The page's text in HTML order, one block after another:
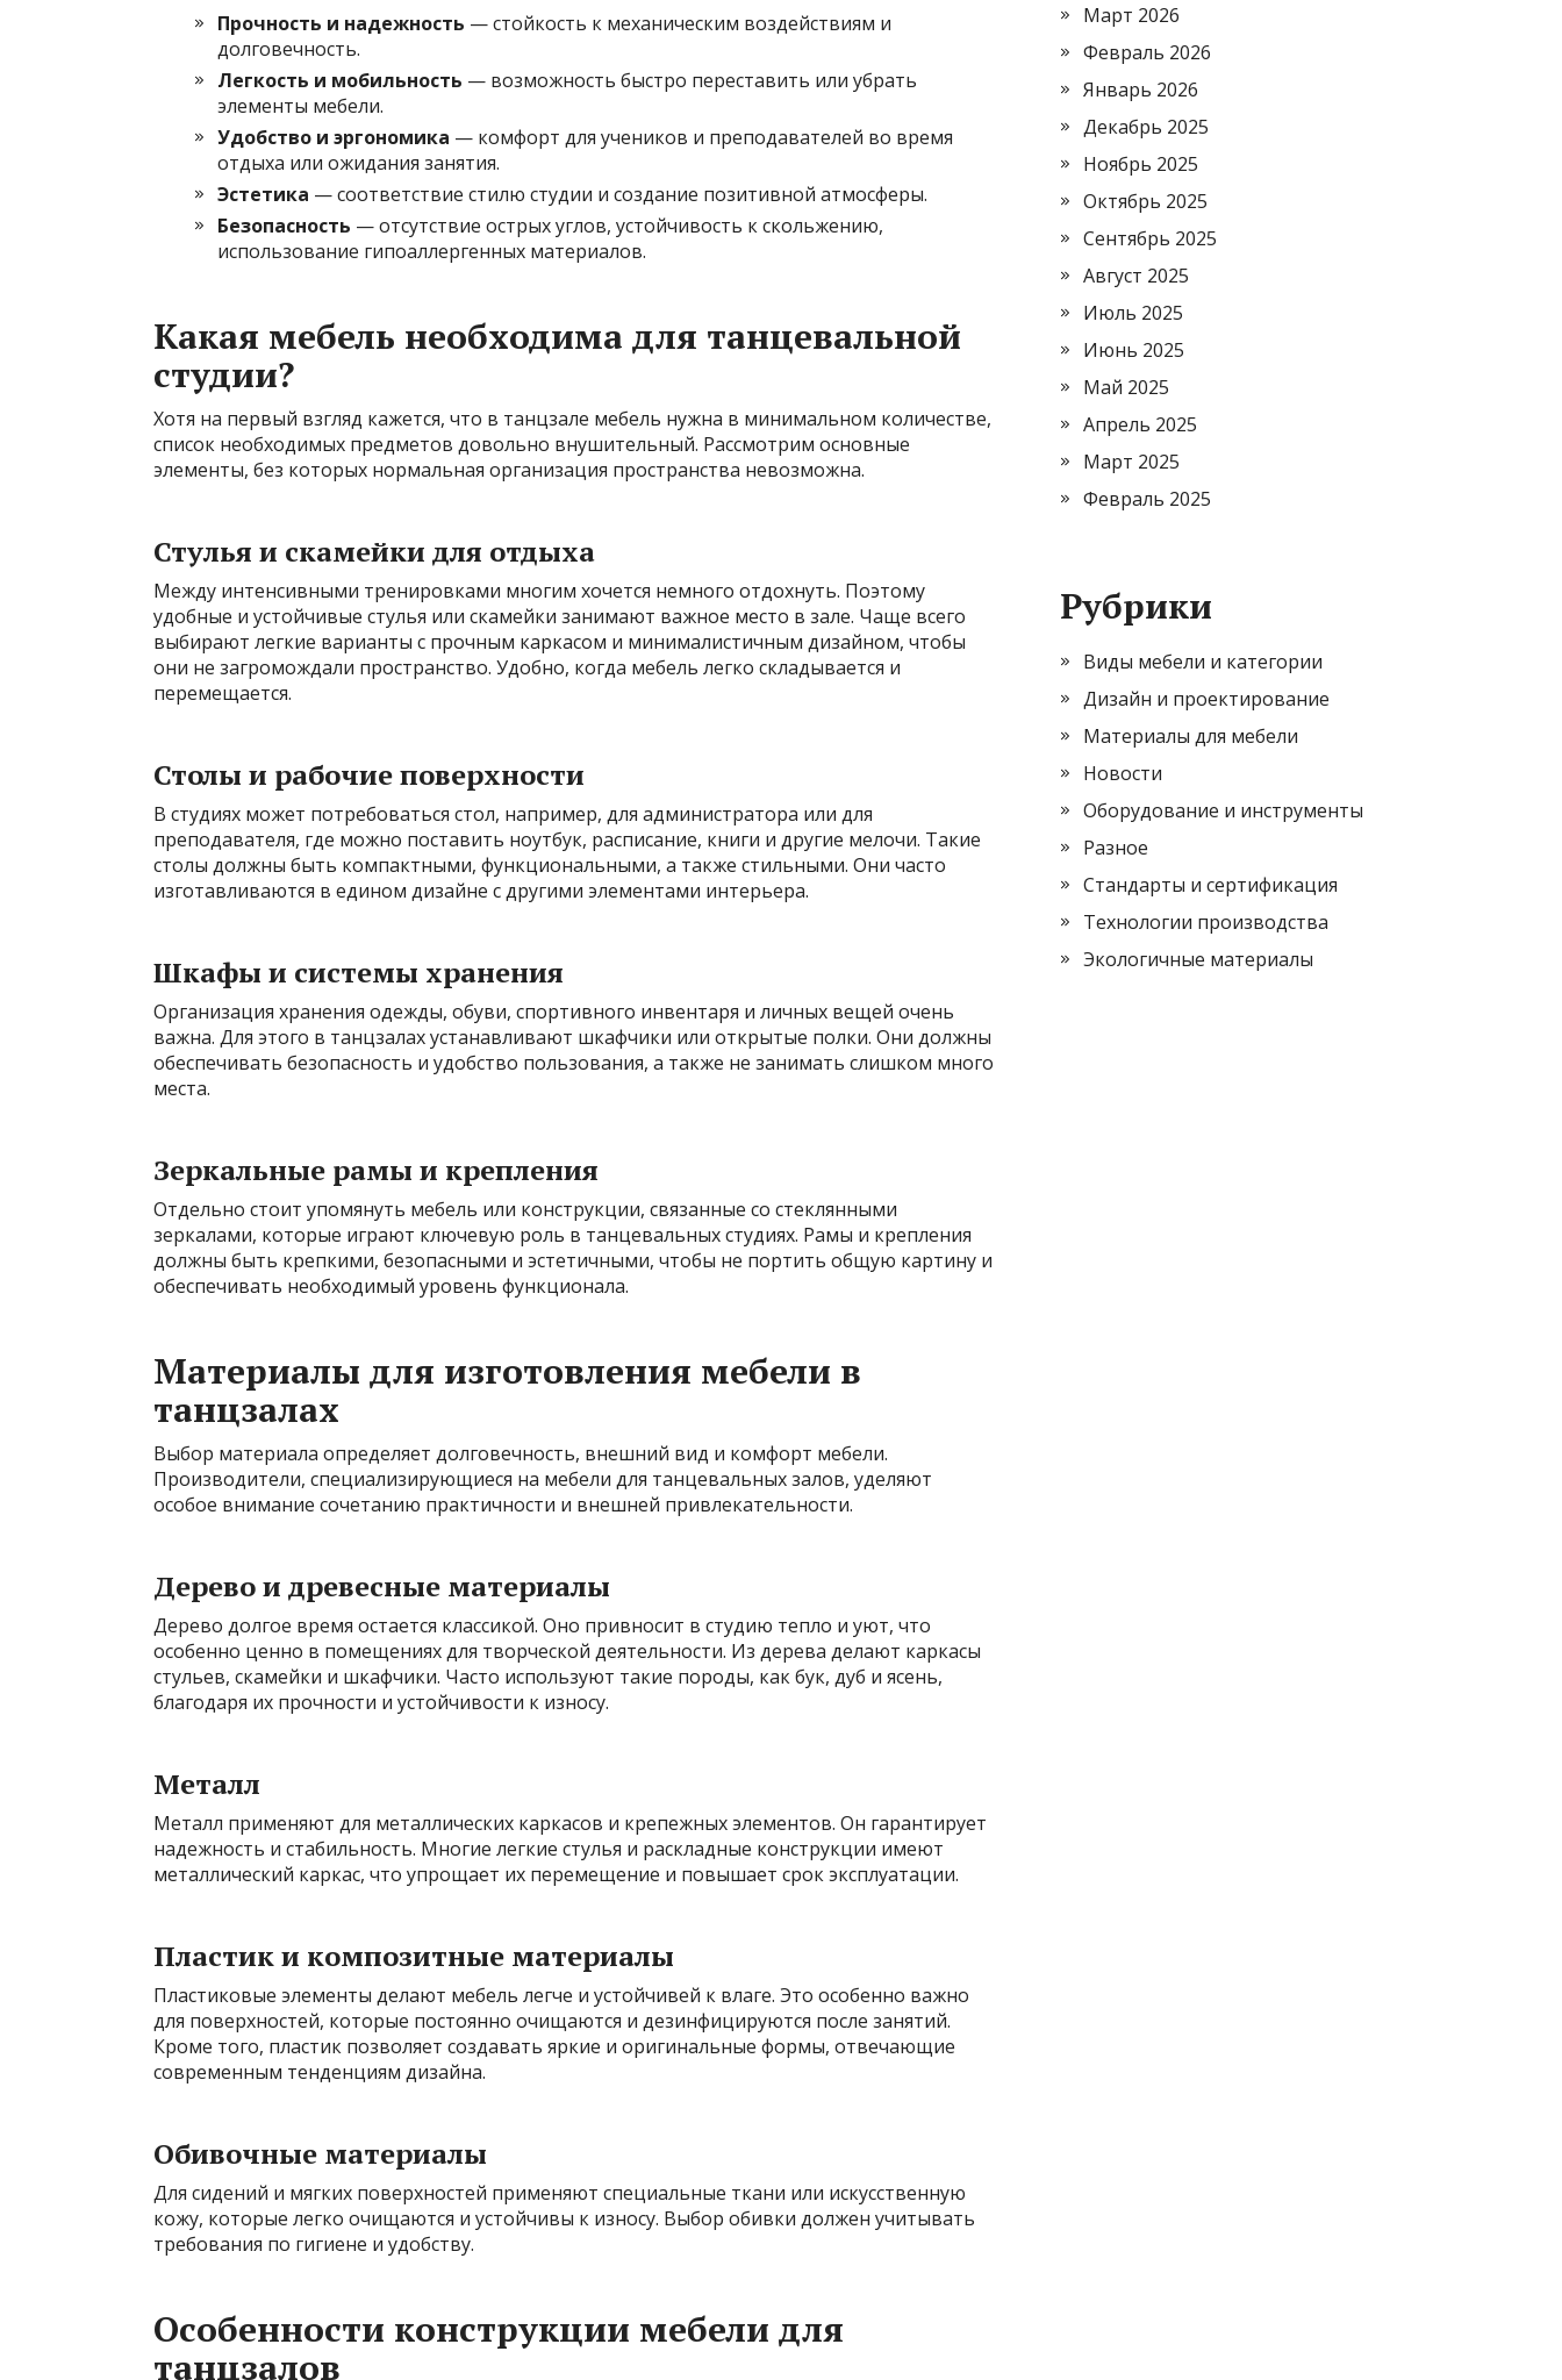
Прочность и надежность — стойкость к механическим воздействиям и
долговечность.
Легкость и мобильность — возможность быстро переставить или убрать
элементы мебели.
Удобство и эргономика — комфорт для учеников и преподавателей во время
отдыха или ожидания занятия.
Эстетика — соответствие стилю студии и создание позитивной атмосферы.
Безопасность — отсутствие острых углов, устойчивость к скольжению,
использование гипоаллергенных материалов.
Какая мебель необходима для танцевальной
студии?
Хотя на первый взгляд кажется, что в танцзале мебель нужна в минимальном количестве,
список необходимых предметов довольно внушительный. Рассмотрим основные
элементы, без которых нормальная организация пространства невозможна.
Стулья и скамейки для отдыха
Между интенсивными тренировками многим хочется немного отдохнуть. Поэтому
удобные и устойчивые стулья или скамейки занимают важное место в зале. Чаще всего
выбирают легкие варианты с прочным каркасом и минималистичным дизайном, чтобы
они не загромождали пространство. Удобно, когда мебель легко складывается и
перемещается.
Столы и рабочие поверхности
В студиях может потребоваться стол, например, для администратора или для
преподавателя, где можно поставить ноутбук, расписание, книги и другие мелочи. Такие
столы должны быть компактными, функциональными, а также стильными. Они часто
изготавливаются в едином дизайне с другими элементами интерьера.
Шкафы и системы хранения
Организация хранения одежды, обуви, спортивного инвентаря и личных вещей очень
важна. Для этого в танцзалах устанавливают шкафчики или открытые полки. Они должны
обеспечивать безопасность и удобство пользования, а также не занимать слишком много
места.
Зеркальные рамы и крепления
Отдельно стоит упомянуть мебель или конструкции, связанные со стеклянными
зеркалами, которые играют ключевую роль в танцевальных студиях. Рамы и крепления
должны быть крепкими, безопасными и эстетичными, чтобы не портить общую картину и
обеспечивать необходимый уровень функционала.
Материалы для изготовления мебели в
танцзалах
Выбор материала определяет долговечность, внешний вид и комфорт мебели.
Производители, специализирующиеся на мебели для танцевальных залов, уделяют
особое внимание сочетанию практичности и внешней привлекательности.
Дерево и древесные материалы
Дерево долгое время остается классикой. Оно привносит в студию тепло и уют, что
особенно ценно в помещениях для творческой деятельности. Из дерева делают каркасы
стульев, скамейки и шкафчики. Часто используют такие породы, как бук, дуб и ясень,
благодаря их прочности и устойчивости к износу.
Металл
Металл применяют для металлических каркасов и крепежных элементов. Он гарантирует
надежность и стабильность. Многие легкие стулья и раскладные конструкции имеют
металлический каркас, что упрощает их перемещение и повышает срок эксплуатации.
Пластик и композитные материалы
Пластиковые элементы делают мебель легче и устойчивей к влаге. Это особенно важно
для поверхностей, которые постоянно очищаются и дезинфицируются после занятий.
Кроме того, пластик позволяет создавать яркие и оригинальные формы, отвечающие
современным тенденциям дизайна.
Обивочные материалы
Для сидений и мягких поверхностей применяют специальные ткани или искусственную
кожу, которые легко очищаются и устойчивы к износу. Выбор обивки должен учитывать
требования по гигиене и удобству.
Особенности конструкции мебели для
танцзалов
Март 2026
Февраль 2026
Январь 2026
Декабрь 2025
Ноябрь 2025
Октябрь 2025
Сентябрь 2025
Август 2025
Июль 2025
Июнь 2025
Май 2025
Апрель 2025
Март 2025
Февраль 2025
Рубрики
Виды мебели и категории
Дизайн и проектирование
Материалы для мебели
Новости
Оборудование и инструменты
Разное
Стандарты и сертификация
Технологии производства
Экологичные материалы